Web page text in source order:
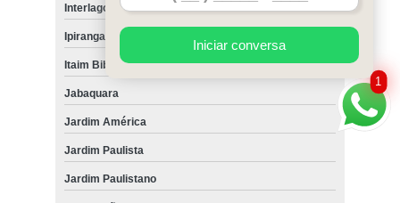
Interlagos
Ipiranga
Itaim Bibi
Jabaquara
Jardim América
Jardim Paulista
Jardim Paulistano
1
Iniciar conversa